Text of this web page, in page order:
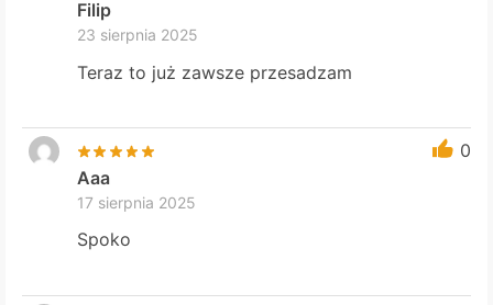
Filip
23 sierpnia 2025
Teraz to już zawsze przesadzam
0
Aaa
17 sierpnia 2025
Spoko